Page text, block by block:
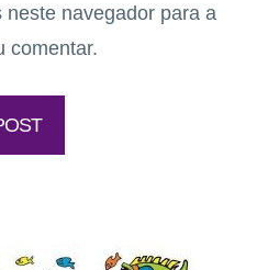
neste navegador para a
comentar.